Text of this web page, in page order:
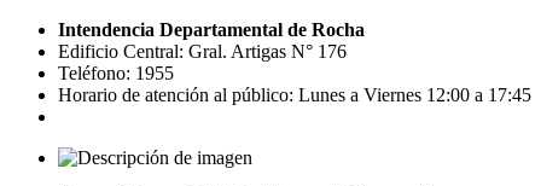
Intendencia Departamental de Rocha
Edificio Central: Gral. Artigas N° 176
Teléfono: 1955
Horario de atención al público: Lunes a Viernes 12:00 a 17:45